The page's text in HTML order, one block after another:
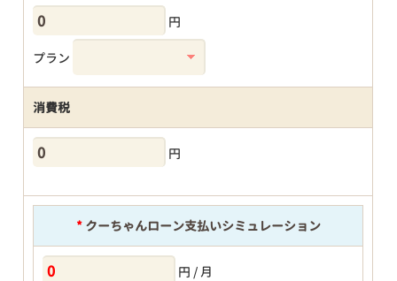
円
プラン
消費税
円
*クーちゃんローン支払いシミュレーション
円 / 月